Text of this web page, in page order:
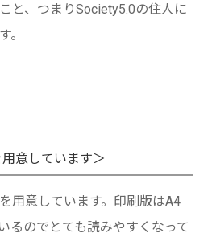
と、つまりSociety5.0の住人に
。
意しています＞
用意しています。印刷版はA4
るのでとても読みやすくなって